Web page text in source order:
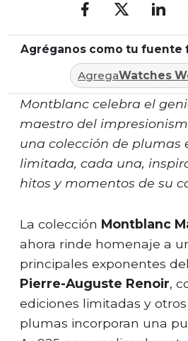
Agréganos como tu fuente
AgregaWatches
Montblanc celebra el
maestro del
una colección de plumas
limitada, cada una,
hitos y momentos de su
La colección Montblanc
ahora rinde homenaje a
principales exponentes
Pierre-Auguste Renoir,
ediciones limitadas y otros
plumas incorporan una